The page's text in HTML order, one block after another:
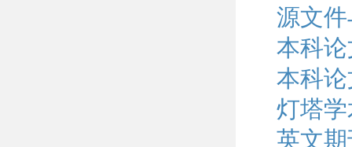
源文
本科
本科
灯塔
英文